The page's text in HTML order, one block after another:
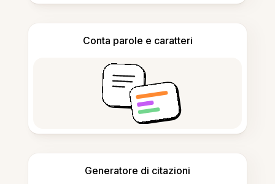
Conta parole e caratteri
Generatore di citazioni